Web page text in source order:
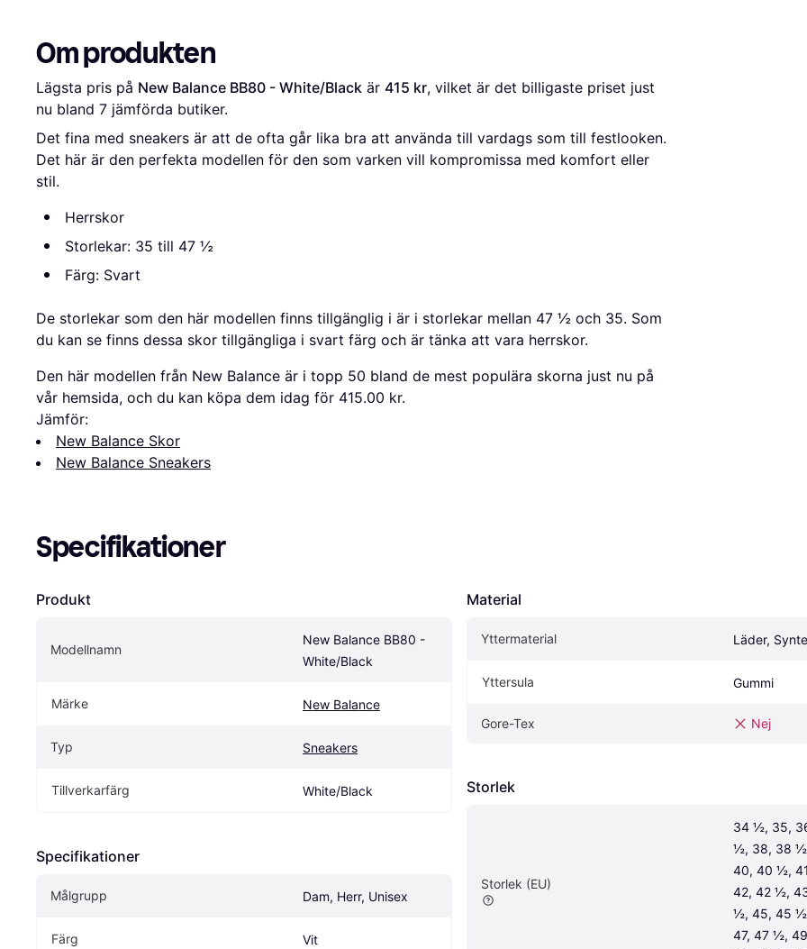
Om produkten
Lägsta pris på New Balance BB80 - White/Black är 415 kr, vilket är det billigaste priset just
nu bland 7 jämförda butiker.
Det fina med sneakers är att de ofta går lika bra att använda till vardags som till festlooken.
Det här är den perfekta modellen för den som varken vill kompromissa med komfort eller
stil.
Herrskor
Storlekar: 35 till 47 ½
Färg: Svart
De storlekar som den här modellen finns tillgänglig i är i storlekar mellan 47 ½ och 35. Som
du kan se finns dessa skor tillgängliga i svart färg och är tänka att vara herrskor.
Den här modellen från New Balance är i topp 50 bland de mest populära skorna just nu på
vår hemsida, och du kan köpa dem idag för 415.00 kr.
Jämför:
New Balance Skor
New Balance Sneakers
Specifikationer
Produkt
Modellnamn
New Balance BB80 -
White/Black
Märke New Balance
Typ Sneakers
Tillverkarfärg White/Black
Specifikationer
Målgrupp Dam, Herr, Unisex
Färg Vit
Material
Yttermaterial Läder,
Yttersula Gummi
Gore-Tex Nej
Storlek
Storlek (EU)
34 ½, 35,
½, 38, 38
40, 40 ½,
42, 42 ½,
½, 45, 45
47, 47 ½,